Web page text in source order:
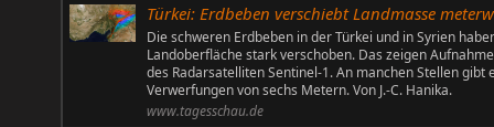
Türkei: Erdbeben verschiebt Landmasse
Die schweren Erdbeben in der Türkei und in Syrien
Landoberfläche stark verschoben. Das zeigen
des Radarsatelliten Sentinel-1. An manchen Stellen gibt
Verwerfungen von sechs Metern. Von J.-C. Hanika.
www.tagesschau.de